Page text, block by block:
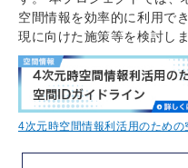
空間情報を効率的に利用で
現に向けた施策等を検討しま
4次元時空間情報利活用のための